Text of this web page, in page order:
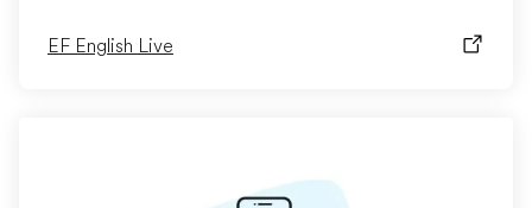
EF English Live